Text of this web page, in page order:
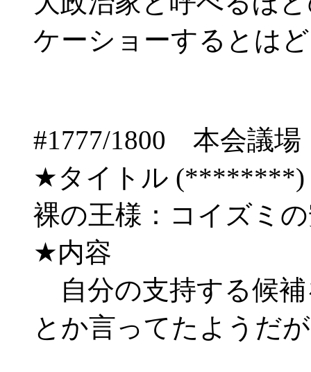
ケーショーするとは
#1777/1800 本会議
★タイトル (********)
裸の王様：コイズミ
★内容
自分の支持する候補
とか言ってたようだ